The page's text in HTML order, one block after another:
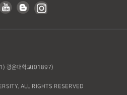
광운대학교(01897)
ALL RIGHTS RESERVED